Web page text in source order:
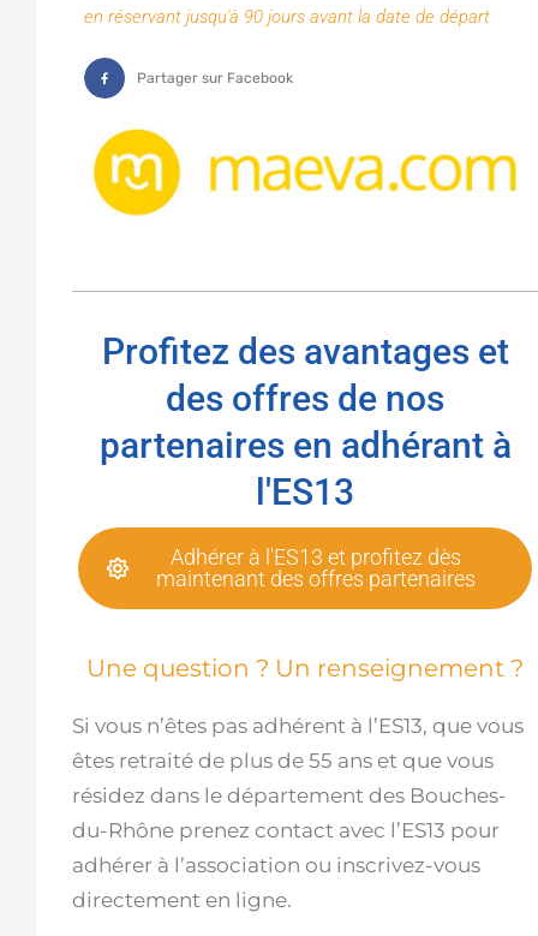
en réservant jusqu'à 90 jours avant la date de départ
Partager sur Facebook
Profitez des avantages et
des offres de nos
partenaires en adhérant à
l'ES13
Adhérer à l'ES13 et profitez dès
maintenant des offres partenaires
Une question ? Un renseignement ?
Si vous n’êtes pas adhérent à l’ES13, que vous
êtes retraité de plus de 55 ans et que vous
résidez dans le département des Bouches-
du-Rhône prenez contact avec l’ES13 pour
adhérer à l’association ou inscrivez-vous
directement en ligne.